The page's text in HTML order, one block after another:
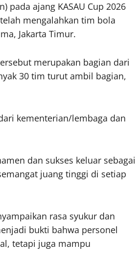
pada ajang KASAU Cup 2026
mengalahkan tim bola
Jakarta Timur.
merupakan bagian dari
30 tim turut ambil bagian,
kementerian/lembaga dan
dan sukses keluar sebagai
juang tinggi di setiap
rasa syukur dan
bukti bahwa personel
tetapi juga mampu